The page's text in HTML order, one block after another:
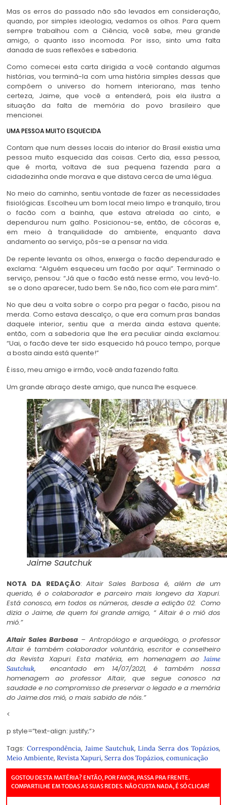
Mas os erros do passado não são levados em consideração,
quando, por simples ideologia, vedamos os olhos. Para quem
sempre trabalhou com a Ciência, você sabe, meu grande
amigo, o quanto isso incomoda. Por isso, sinto uma falta
danada de suas reflexões e sabedoria.
Como comecei esta carta dirigida a você contando algumas
histórias, vou terminá-la com uma história simples dessas que
compõem o universo do homem interiorano, mas tenho
certeza, Jaime, que você a entenderá, pois ela ilustra a
situação da falta de memória do povo brasileiro que
mencionei.
UMA PESSOA MUITO ESQUECIDA
Contam que num desses locais do interior do Brasil existia uma
pessoa muito esquecida das coisas. Certo dia, essa pessoa,
que é morta, voltava de sua pequena fazenda para a
cidadezinha onde morava e que distava cerca de uma légua.
No meio do caminho, sentiu vontade de fazer as necessidades
fisiológicas. Escolheu um bom local meio limpo e tranquilo, tirou
o facão com a bainha, que estava atrelada ao cinto, e
dependurou num galho. Posicionou-se, então, de cócoras e,
em meio à tranquilidade do ambiente, enquanto dava
andamento ao serviço, pôs-se a pensar na vida.
De repente levanta os olhos, enxerga o facão dependurado e
exclama: “Alguém esqueceu um facão por aqui”. Terminado o
serviço, pensou: “Já que o facão está nesse ermo, vou levá-lo.
se o dono aparecer, tudo bem. Se não, fico com ele para mim”.
No que deu a volta sobre o corpo pra pegar o facão, pisou na
merda. Como estava descalço, o que era comum pras bandas
daquele interior, sentiu que a merda ainda estava quente;
então, com a sabedoria que lhe era peculiar ainda exclamou:
“Uai, o facão deve ter sido esquecido há pouco tempo, porque
a bosta ainda está quente!”
É isso, meu amigo e irmão, você anda fazendo falta.
Um grande abraço deste amigo, que nunca lhe esquece.
Jaime Sautchuk
NOTA DA REDAÇÃO:Altair Sales Barbosa é, além de um
querido, é o colaborador e parceiro mais longevo da Xapuri.
Está conosco, em todos os números, desde a edição 02. Como
dizia o Jaime, de quem foi grande amigo,“ Altair é o mió dos
mió.”
Altair Sales Barbosa – Antropólogo e arqueólogo, o professor
Altair é também colaborador voluntário, escritor e conselheiro
da Revista Xapuri. Esta matéria, em homenagem ao Jaime
Sautchuk, encantado em 14/07/2021, é também nossa
homenagem ao professor Altair, que segue conosco na
saudade e no compromisso de preservar o legado e a memória
do Jaime.dos mió, o mais sabido de nóis.”
<
p style=”text-align: justify;”>
Tags: Correspondência, Jaime Sautchuk,Linda Serra dos Topázios,
Meio Ambiente, Revista Xapuri, Serra dos Topázios, comunicação
GOSTOU DESTA MATÉRIA? ENTÃO, POR FAVOR, PASSA PRA FRENTE.
COMPARTILHE EM TODAS AS SUAS REDES. NÃO CUSTA NADA, É SÓ CLICAR!